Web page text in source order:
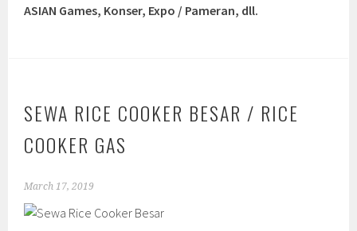
ASIAN Games, Konser, Expo / Pameran, dll.
SEWA RICE COOKER BESAR / RICE
COOKER GAS
March 17, 2019